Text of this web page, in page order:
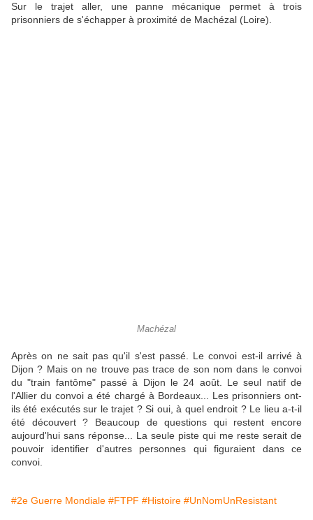
Sur le trajet aller, une panne mécanique permet à trois
prisonniers de s'échapper à proximité de Machézal (Loire).
Machézal
Après on ne sait pas qu'il s'est passé. Le convoi est-il arrivé à
Dijon ? Mais on ne trouve pas trace de son nom dans le convoi
du "train fantôme" passé à Dijon le 24 août. Le seul natif de
l'Allier du convoi a été chargé à Bordeaux... Les prisonniers ont-
ils été exécutés sur le trajet ? Si oui, à quel endroit ? Le lieu a-t-il
été découvert ? Beaucoup de questions qui restent encore
aujourd'hui sans réponse... La seule piste qui me reste serait de
pouvoir identifier d'autres personnes qui figuraient dans ce
convoi.
#2e Guerre Mondiale #FTPF #Histoire #UnNomUnResistant